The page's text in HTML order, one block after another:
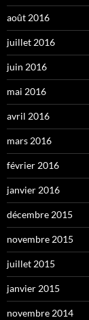
août 2016
juillet 2016
juin 2016
mai 2016
avril 2016
mars 2016
février 2016
janvier 2016
décembre 2015
novembre 2015
juillet 2015
janvier 2015
novembre 2014